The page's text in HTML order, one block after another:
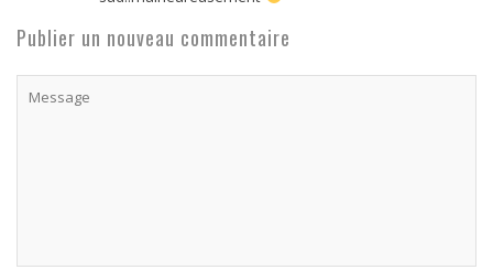
Publier un nouveau commentaire